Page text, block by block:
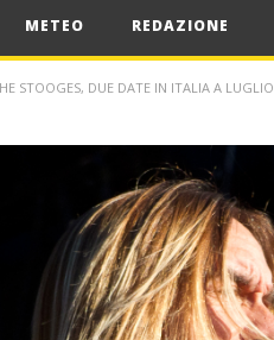
METEO REDAZIONE
STOOGES, DUE DATE IN ITALIA A LUGLIO